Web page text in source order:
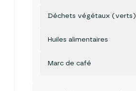
Déchets végétaux (verts)
Huiles alimentaires
Marc de café